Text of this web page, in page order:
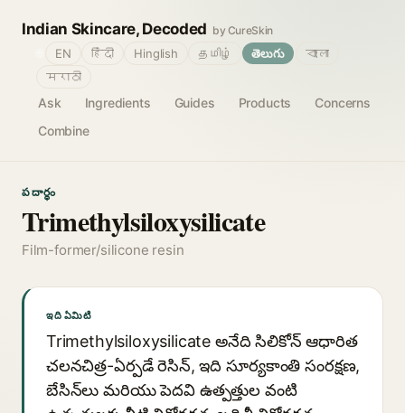
Indian Skincare, Decoded by CureSkin
Ask Ingredients Guides Products
Concerns
Combine
EN हिंदी Hinglish தமிழ் తెలుగు
বাংলা
मराठी
పదార్థం
Trimethylsiloxysilicate
Film-former/silicone resin
ఇది ఏమిటి
Trimethylsiloxysilicate అనేది సిలికోన్ ఆధారిత
చలనచిత్ర-ఏర్పడే రెసిన్, ఇది సూర్యకాంతి సంరక్షణ,
బేసిన్‌లు మరియు పెదవి ఉత్పత్తుల వంటి